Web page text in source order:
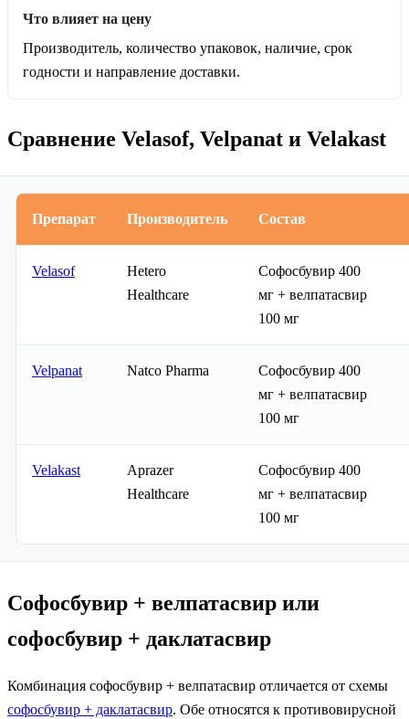
Что влияет на цену
Производитель, количество упаковок, наличие, срок
годности и направление доставки.
Сравнение Velasof, Velpanat и Velakast
Препарат Производитель Состав
Velasof
Hetero
Healthcare
Софосбувир 400
мг + велпатасвир
100 мг
Velpanat Natco Pharma
Софосбувир 400
мг + велпатасвир
100 мг
Velakast
Aprazer
Healthcare
Софосбувир 400
мг + велпатасвир
100 мг
Софосбувир + велпатасвир или
софосбувир + даклатасвир
Комбинация софосбувир + велпатасвир отличается от схемы
софосбувир + даклатасвир. Обе относятся к противовирусной